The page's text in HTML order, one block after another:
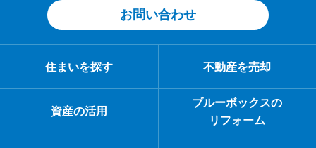
お問い合わせ
住まいを探す 不動産を売却
資産の活用
ブルーボックスの
リフォーム